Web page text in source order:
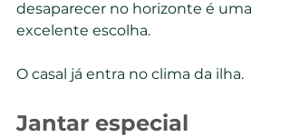
desaparecer no horizonte é uma
excelente escolha.
O casal já entra no clima da ilha.
Jantar especial